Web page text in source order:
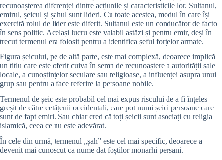
recunoașterea diferenței dintre acțiunile și caracteristicile lor. Sultanul,
emirul, șeicul și șahul sunt lideri. Cu toate acestea, modul în care își
exercită rolul de lider este diferit. Sultanul este un conducător de facto
în sens politic. Același lucru este valabil astăzi și pentru emir, deși în
trecut termenul era folosit pentru a identifica șeful forțelor armate.
Figura șeicului, pe de altă parte, este mai complexă, deoarece implică
un titlu care este oferit cuiva în semn de recunoaștere a autorității sale
locale, a cunoștințelor seculare sau religioase, a influenței asupra unui
grup sau pentru a face referire la persoane nobile.
Termenul de șeic este probabil cel mai expus riscului de a fi înțeles
greșit de către cetățenii occidentali, care pot numi șeici persoane care
sunt de fapt emiri. Sau chiar cred că toți șeicii sunt asociați cu religia
islamică, ceea ce nu este adevărat.
În cele din urmă, termenul „șah” este cel mai specific, deoarece a
devenit mai cunoscut ca nume dat foștilor monarhi persani.